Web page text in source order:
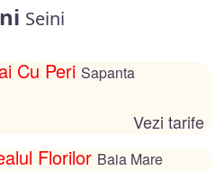
Seini
Cu Peri Sapanta
Vezi tarife
Florilor Baia Mare